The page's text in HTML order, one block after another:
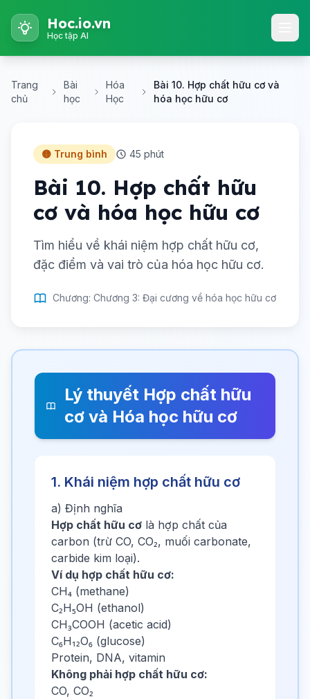
Hoc.io.vn
Học tập AI
Trang
chủ
Bài
học
Hóa
Học
Bài 10. Hợp chất hữu cơ và
hóa học hữu cơ
🟡 Trung bình 45 phút
Bài 10. Hợp chất hữu
cơ và hóa học hữu cơ
Tìm hiểu về khái niệm hợp chất hữu cơ,
đặc điểm và vai trò của hóa học hữu cơ.
Chương: Chương 3: Đại cương về hóa học hữu cơ
Lý thuyết Hợp chất hữu
cơ và Hóa học hữu cơ
1. Khái niệm hợp chất hữu cơ
a) Định nghĩa
Hợp chất hữu cơ là hợp chất của
carbon (trừ CO, CO₂, muối carbonate,
carbide kim loại).
Ví dụ hợp chất hữu cơ:
CH₄ (methane)
C₂H₅OH (ethanol)
CH₃COOH (acetic acid)
C₆H₁₂O₆ (glucose)
Protein, DNA, vitamin
Không phải hợp chất hữu cơ:
CO, CO₂